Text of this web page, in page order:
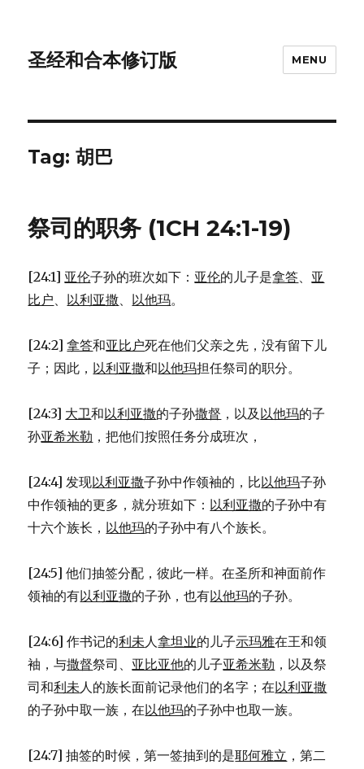
圣经和合本修订版 MENU
Tag: 胡巴
祭司的职务 (1CH 24:1-19)
[24:1] 亚伦子孙的班次如下： 亚伦的儿子是拿答、 亚
比户、 以利亚撒、 以他玛。
[24:2]拿答和亚比户死在他们父亲之先，没有留下儿
子；因此， 以利亚撒和以他玛担任祭司的职分。
[24:3] 大卫和以利亚撒的子孙撒督 ，以及 以他玛的子
孙亚希米勒 ，把他们按照任务分成班次，
[24:4] 发现以利亚撒子孙中作领袖的，比以他玛子孙
中作领袖的更多，就分班如下： 以利亚撒的子孙中有
十六个族长， 以他玛的子孙中有八个族长。
[24:5] 他们抽签分配，彼此一样。在圣所和神面前作
领袖的有以利亚撒的子孙，也有以他玛的子孙。
[24:6] 作书记的利未人拿坦业的儿子示玛雅在王和领
袖，与撒督祭司、 亚比亚他的儿子亚希米勒 ，以及祭
司和利未人的族长面前记录他们的名字；在以利亚撒
的子孙中取一族，在以他玛的子孙中也取一族。
[24:7] 抽签的时候，第一签抽到的是耶何雅立 ，第二